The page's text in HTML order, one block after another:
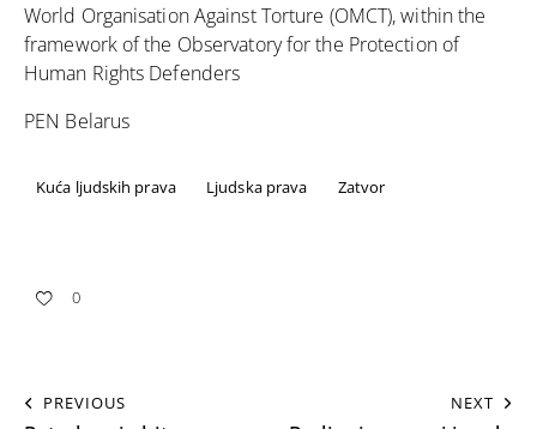
World Organisation Against Torture (OMCT), within the
framework of the Observatory for the Protection of
Human Rights Defenders
PEN Belarus
Kuća ljudskih prava Ljudska prava Zatvor
0
PREVIOUS NEXT